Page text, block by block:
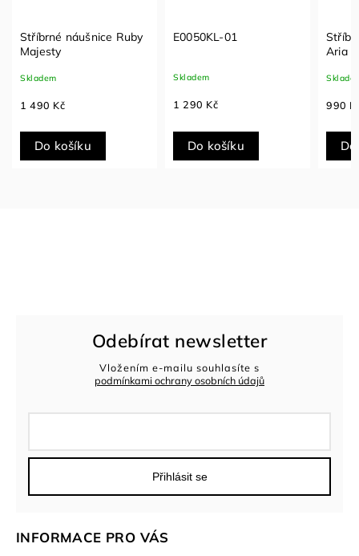
Stříbrné náušnice Ruby
Majesty
Skladem
1 490 Kč
Do košíku
E0050KL-01
Skladem
1 290 Kč
Do košíku
Aria
990
INFORMACE PRO VÁS
Odebírat newsletter
Vložením e-mailu souhlasíte s
podmínkami ochrany osobních údajů
Přihlásit se